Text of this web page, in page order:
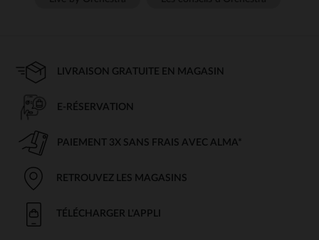
LIVRAISON GRATUITE EN MAGASIN
E-RÉSERVATION
PAIEMENT 3X SANS FRAIS AVEC ALMA*
RETROUVEZ LES MAGASINS
TÉLÉCHARGER L'APPLI